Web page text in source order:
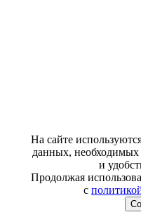
На сайте
данных, необходимых
и
Продолжая
с